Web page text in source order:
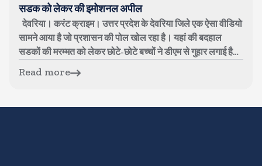
सडक को लेकर की इमोशनल अपील
देवरिया। करंट क्राइम। उत्तर प्रदेश के देवरिया जिले एक ऐसा वीडियो
सामने आया है जो प्रशासन की पोल खोल रहा है। यहां की बदहाल
सडकों की मरम्मत को लेकर छोटे-छोटे बच्चों ने डीएम से गुहार लगाई है।
बच्चों का...
Read more